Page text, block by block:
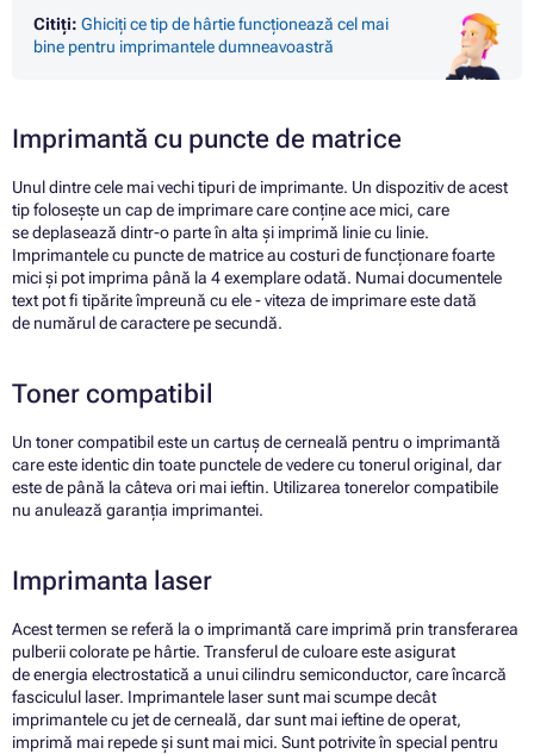
Citiți: Ghiciți ce tip de hârtie funcționează cel mai
bine pentru imprimantele dumneavoastră
Imprimantă cu puncte de matrice
Unul dintre cele mai vechi tipuri de imprimante. Un dispozitiv de acest
tip folosește un cap de imprimare care conține ace mici, care
se deplasează dintr-o parte în alta și imprimă linie cu linie.
Imprimantele cu puncte de matrice au costuri de funcționare foarte
mici și pot imprima până la 4 exemplare odată. Numai documentele
text pot fi tipărite împreună cu ele - viteza de imprimare este dată
de numărul de caractere pe secundă.
Toner compatibil
Un toner compatibil este un cartuș de cerneală pentru o imprimantă
care este identic din toate punctele de vedere cu tonerul original, dar
este de până la câteva ori mai ieftin. Utilizarea tonerelor compatibile
nu anulează garanția imprimantei.
Imprimanta laser
Acest termen se referă la o imprimantă care imprimă prin transferarea
pulberii colorate pe hârtie. Transferul de culoare este asigurat
de energia electrostatică a unui cilindru semiconductor, care încarcă
fasciculul laser. Imprimantele laser sunt mai scumpe decât
imprimantele cu jet de cerneală, dar sunt mai ieftine de operat,
imprimă mai repede și sunt mai mici. Sunt potrivite în special pentru